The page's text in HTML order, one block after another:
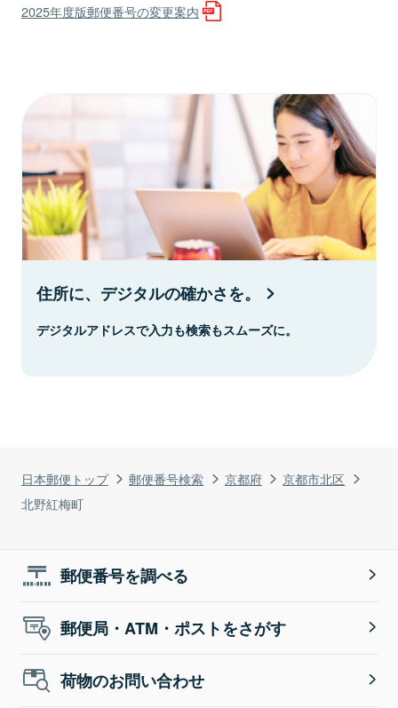
日本郵便トップ 郵便番号検索 京都府
京都市北区
北野紅梅町
2025年度版郵便番号の変更案内
住所に、デジタルの確かさを。
デジタルアドレスで入力も検索もスムーズに。
郵便番号を調べる
郵便局・ATM・ポストをさがす
荷物のお問い合わせ